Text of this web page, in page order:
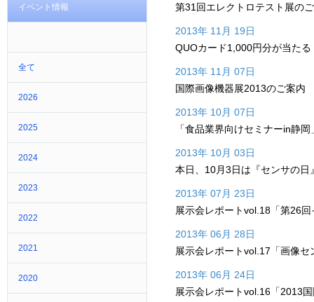
イベント情報
全て
2026
2025
2024
2023
2022
2021
2020
第31回エレクトロテスト展の
2013年 11月 19日
QUOカード1,000円分が当た
2013年 11月 07日
国際画像機器展2013のご案内
2013年 10月 07日
「食品業界向けセミナーin静
2013年 10月 03日
本日、10月3日は『センサの日
2013年 07月 23日
展示会レポートvol.18「第26
2013年 06月 28日
展示会レポートvol.17「画像
2013年 06月 24日
展示会レポートvol.16「2013